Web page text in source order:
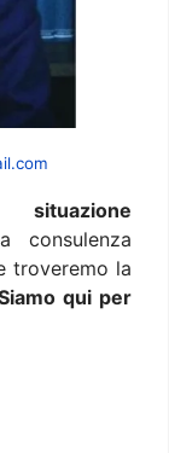
consulenza
troveremo la
qui per